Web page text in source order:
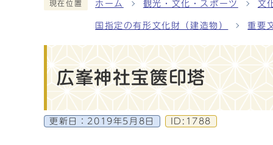
現在位置 ホーム 観光・文化・スポーツ 文
国指定の有形文化財（建造物） 重要
広峯神社宝篋印塔
更新日： 2019年5月8日 ID:1788